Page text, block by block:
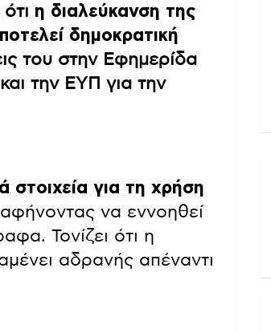
η διαλεύκανση της
δημοκρατική
του στην Εφημερίδα
την ΕΥΠ για την
στοιχεία για τη χρήση
να εννοηθεί
Τονίζει ότι η
αδρανής απέναντι